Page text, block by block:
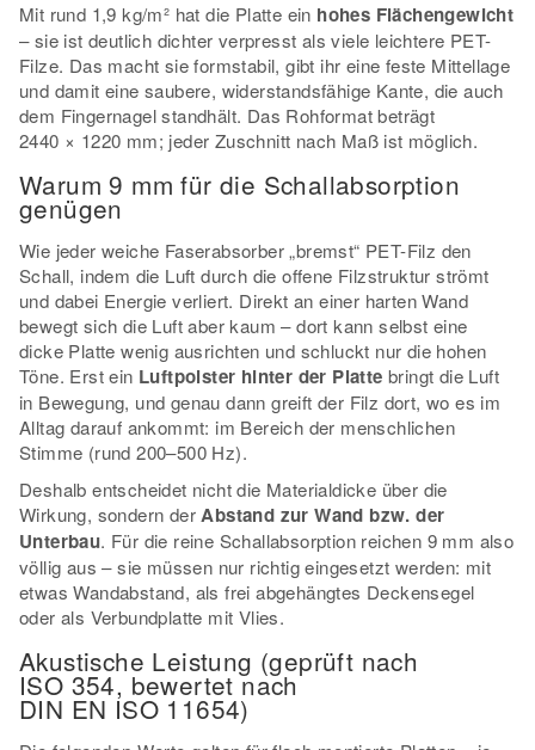
Mit rund 1,9 kg/m² hat die Platte ein hohes Flächengewicht
– sie ist deutlich dichter verpresst als viele leichtere PET-
Filze. Das macht sie formstabil, gibt ihr eine feste Mittellage
und damit eine saubere, widerstandsfähige Kante, die auch
dem Fingernagel standhält. Das Rohformat beträgt
2440 × 1220 mm; jeder Zuschnitt nach Maß ist möglich.
Warum 9 mm für die Schallabsorption
genügen
Wie jeder weiche Faserabsorber „bremst“ PET-Filz den
Schall, indem die Luft durch die offene Filzstruktur strömt
und dabei Energie verliert. Direkt an einer harten Wand
bewegt sich die Luft aber kaum – dort kann selbst eine
dicke Platte wenig ausrichten und schluckt nur die hohen
Töne. Erst ein Luftpolster hinter der Platte bringt die Luft
in Bewegung, und genau dann greift der Filz dort, wo es im
Alltag darauf ankommt: im Bereich der menschlichen
Stimme (rund 200–500 Hz).
Deshalb entscheidet nicht die Materialdicke über die
Wirkung, sondern der Abstand zur Wand bzw. der
Unterbau. Für die reine Schallabsorption reichen 9 mm also
völlig aus – sie müssen nur richtig eingesetzt werden: mit
etwas Wandabstand, als frei abgehängtes Deckensegel
oder als Verbundplatte mit Vlies.
Akustische Leistung (geprüft nach
ISO 354, bewertet nach
DIN EN ISO 11654)